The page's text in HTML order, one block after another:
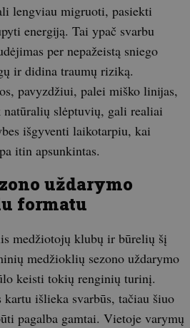
lengviau migruoti, pasiekti
energiją. Tai ypač svarbu
per nepažeistą sniego
ir didina traumų riziką.
pavyzdžiui, palei miško linijas,
slėptuvių, gali realiai
išgyventi laikotarpiu, kai
itin apsunkintas.
uždarymo
formatu
medžiotojų klubų ir būrelių šį
medžioklių sezono uždarymo
keisti tokių renginių turinį.
išlieka svarbūs, tačiau šiuo
pagalba gamtai. Vietoje varymų